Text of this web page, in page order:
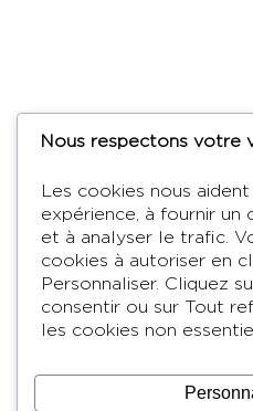
Nous respectons votre
Les cookies nous
expérience, à fournir un
et à analyser le trafic.
cookies à autoriser en
Personnaliser. Cliquez
consentir ou sur Tout
les cookies non